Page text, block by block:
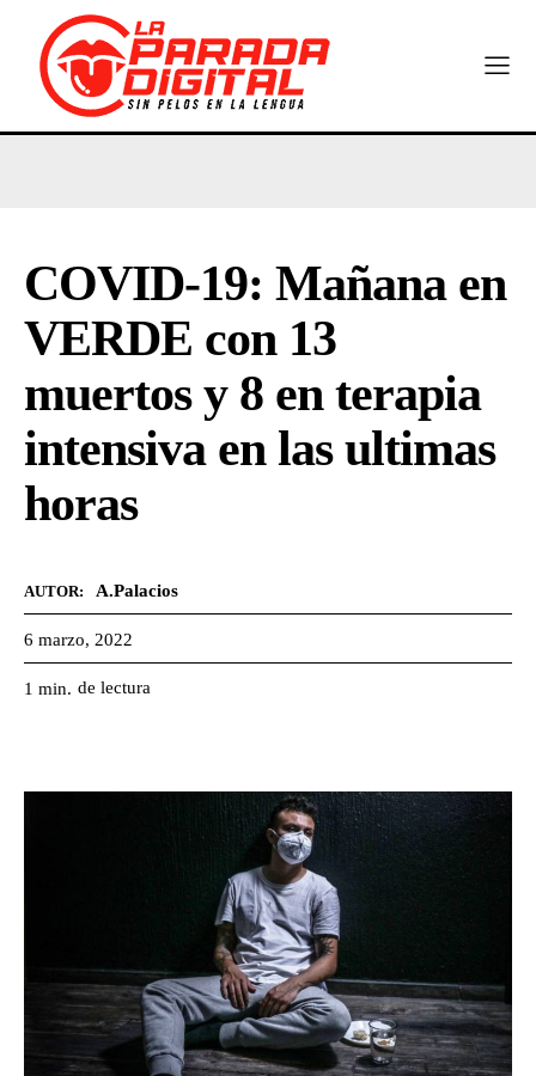
COVID-19: Mañana en
VERDE con 13
muertos y 8 en terapia
intensiva en las ultimas
horas
AUTOR: A.Palacios
6 marzo, 2022
1 min. de lectura